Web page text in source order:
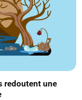
redoutent une